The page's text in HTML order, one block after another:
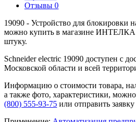
Отзывы 0
19090 - Устройство для блокировки
можно купить в магазине ИНТЕЛКА
штуку.
Schneider electric 19090 доступен с
Московской области и всей
Информацию о стоимости товара,
а также фото, характеристики,
(800) 555-93-75 или отправить